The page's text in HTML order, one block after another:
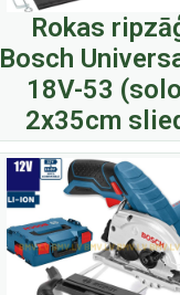
Rokas
Bosch
18V-53
2x35cm